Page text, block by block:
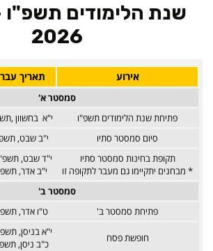
2026
אירוע תאריך
סמסטר א'
פתיחת שנת הלימודים תשפ"ו
י"א בחשוון
סיום סמסטר סתיו
י"ב שבט,
תקופת בחינות סמסטר סתיו
* מבחנים יתקיימו גם מעבר לתקופה זו
י"ד שבט,
י"ב אדר,
סמסטר ב'
פתיחת סמסטר ב'
ט"ו אדר,
חופשת פסח
י"א בניסן,
כ"ב ניסן,